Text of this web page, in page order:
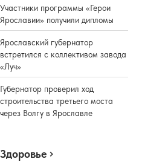
Участники программы «Герои
Ярославии» получили дипломы
Ярославский губернатор
встретился с коллективом завода
«Луч»
Губернатор проверил ход
строительства третьего моста
через Волгу в Ярославле
Здоровье